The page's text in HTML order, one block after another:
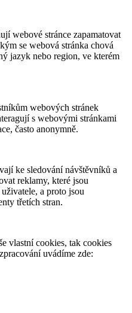
webové stránce zapamatovat
se webová stránka chová
jazyk nebo region, ve kterém
webových stránek
s webovými stránkami
často anonymně.
ke sledování návštěvníků a
reklamy, které jsou
a proto jsou
třetích stran.
vlastní cookies, tak cookies
uvádíme zde: